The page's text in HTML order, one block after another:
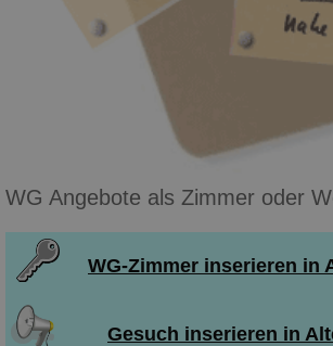
WG Angebote als Zimmer oder
WG-Zimmer inserieren in
Gesuch inserieren in